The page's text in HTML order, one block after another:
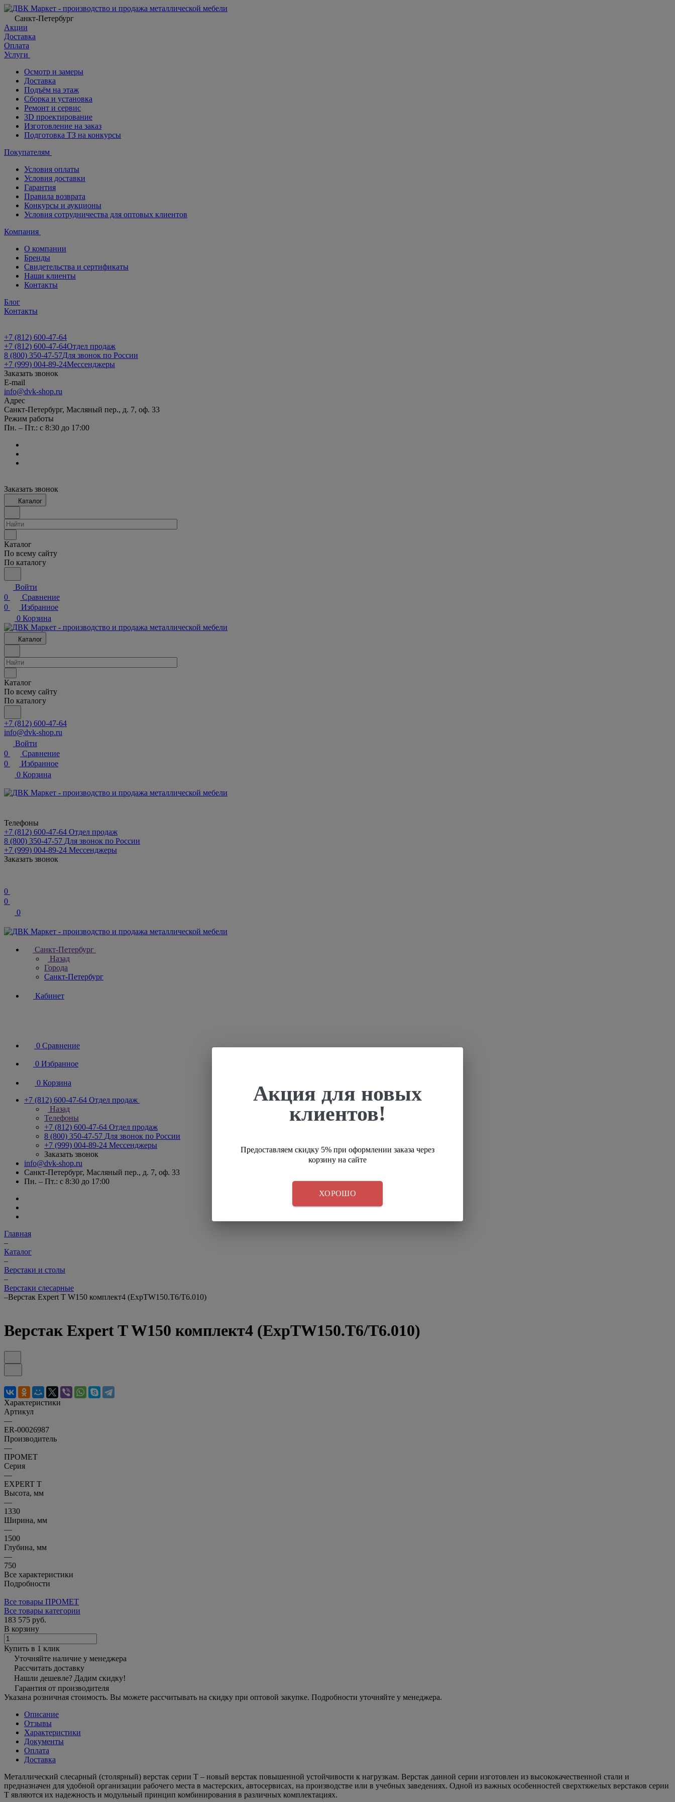
Санкт-Петербург
Акции
Доставка
Оплата
Услуги
Осмотр и замеры
Доставка
Подъём на этаж
Сборка и установка
Ремонт и сервис
3D проектирование
Изготовление на заказ
Подготовка ТЗ на конкурсы
Покупателям
Условия оплаты
Условия доставки
Гарантия
Правила возврата
Конкурсы и аукционы
Условия сотрудничества для оптовых клиентов
Компания
О компании
Бренды
Свидетельства и сертификаты
Наши клиенты
Контакты
Блог
Контакты
+7 (812) 600-47-64
+7 (812) 600-47-64Отдел продаж
8 (800) 350-47-57Для звонок по России
+7 (999) 004-89-24Мессенджеры
Заказать звонок
E-mail
info@dvk-shop.ru
Адрес
Санкт-Петербург, Масляный пер., д. 7, оф. 33
Режим работы
Пн. – Пт.: с 8:30 до 17:00
Заказать звонок
Каталог
Каталог
По всему сайту
По каталогу
Войти
0
Сравнение
0
Избранное
0 Корзина
Каталог
Каталог
По всему сайту
По каталогу
+7 (812) 600-47-64
info@dvk-shop.ru
Войти
0
Сравнение
0
Избранное
0 Корзина
Телефоны
+7 (812) 600-47-64 Отдел продаж
8 (800) 350-47-57 Для звонок по России
+7 (999) 004-89-24 Мессенджеры
Заказать звонок
0
0
0
Санкт-Петербург
Назад
Города
Санкт-Петербург
Кабинет
0 Сравнение
0 Избранное
0 Корзина
+7 (812) 600-47-64 Отдел продаж
Назад
Телефоны
+7 (812) 600-47-64 Отдел продаж
8 (800) 350-47-57 Для звонок по России
+7 (999) 004-89-24 Мессенджеры
Заказать звонок
info@dvk-shop.ru
Санкт-Петербург, Масляный пер., д. 7, оф. 33
Пн. – Пт.: с 8:30 до 17:00
Главная
–
Каталог
–
Верстаки и столы
–
Верстаки слесарные
–Верстак Expert T W150 комплект4 (ExpTW150.T6/T6.010)
Верстак Expert T W150 комплект4 (ExpTW150.T6/T6.010)
Характеристики
Артикул
—
ER-00026987
Производитель
—
ПРОМЕТ
Серия
—
EXPERT T
Высота, мм
—
1330
Ширина, мм
—
1500
Глубина, мм
—
750
Все характеристики
Подробности
Все товары ПРОМЕТ
Все товары категории
183 575 руб.
В корзину
Купить в 1 клик
Уточняйте наличие у менеджера
Рассчитать доставку
Нашли дешевле? Дадим скидку!
Гарантия от производителя
Указана розничная стоимость. Вы можете рассчитывать на скидку при оптовой закупке. Подробности уточняйте у менеджера.
Описание
Отзывы
Характеристики
Документы
Оплата
Доставка
Металлический слесарный (столярный) верстак серии T – новый верстак повышенной устойчивости к нагрузкам. Верстак данной серии изготовлен из высококачественной стали и
предназначен для удобной организации рабочего места в мастерских, автосервисах, на производстве или в учебных заведениях. Одной из важных особенностей сверхтяжелых верстаков серии
T являются их надежность и модульный принцип комбинирования в различных комплектациях.
Акция для новых
клиентов!
Предоставляем скидку 5% при оформлении заказа через
корзину на сайте
ХОРОШО